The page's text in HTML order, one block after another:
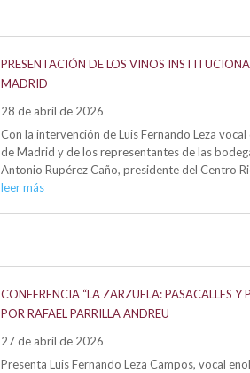
PRESENTACIÓN DE LOS VINOS
MADRID
28 de abril de 2026
Con la intervención de Luis Fernando Leza
de Madrid y de los representantes de las
Antonio Rupérez Caño, presidente del Centro
leer más
CONFERENCIA “LA ZARZUELA: PASACALLES
POR RAFAEL PARRILLA ANDREU
27 de abril de 2026
Presenta Luis Fernando Leza Campos, vocal